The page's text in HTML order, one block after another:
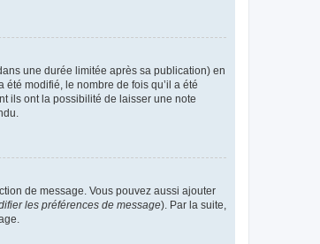
une durée limitée après sa publication) en
modifié, le nombre de fois qu’il a été
ils ont la possibilité de laisser une note
de message. Vous pouvez aussi ajouter
les préférences de message). Par la suite,